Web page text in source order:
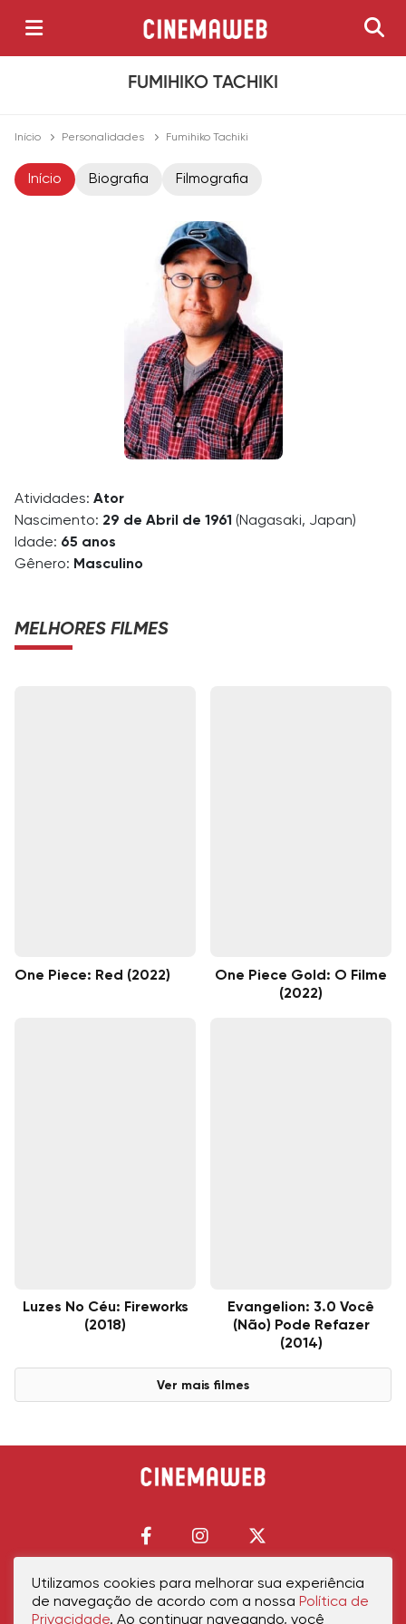
FUMIHIKO TACHIKI
Início Personalidades Fumihiko Tachiki
Início Biografia Filmografia
Atividades: Ator
Nascimento: 29 de Abril de 1961 (Nagasaki, Japan)
Idade: 65 anos
Gênero: Masculino
MELHORES FILMES
One Piece: Red (2022)
One Piece Gold: O Filme
(2022)
Luzes No Céu: Fireworks
(2018)
Evangelion: 3.0 Você
(Não) Pode Refazer
(2014)
Ver mais filmes
Início Política de PrivacidadePolítica de CookiesContatoSobre Nós
Utilizamos cookies para melhorar sua experiência
de navegação de acordo com a nossa Política de
Privacidade. Ao continuar navegando, você